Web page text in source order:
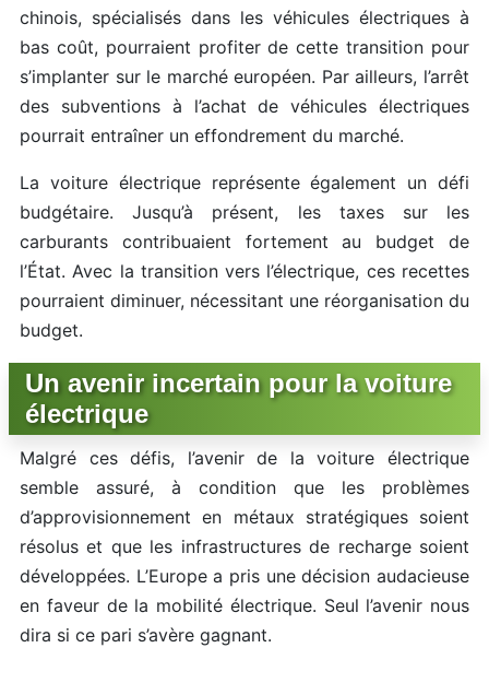
chinois, spécialisés dans les véhicules électriques à
bas coût, pourraient profiter de cette transition pour
s’implanter sur le marché européen. Par ailleurs, l’arrêt
des subventions à l’achat de véhicules électriques
pourrait entraîner un effondrement du marché.
La voiture électrique représente également un défi
budgétaire. Jusqu’à présent, les taxes sur les
carburants contribuaient fortement au budget de
l’État. Avec la transition vers l’électrique, ces recettes
pourraient diminuer, nécessitant une réorganisation du
budget.
Un avenir incertain pour la voiture
électrique
Malgré ces défis, l’avenir de la voiture électrique
semble assuré, à condition que les problèmes
d’approvisionnement en métaux stratégiques soient
résolus et que les infrastructures de recharge soient
développées. L’Europe a pris une décision audacieuse
en faveur de la mobilité électrique. Seul l’avenir nous
dira si ce pari s’avère gagnant.